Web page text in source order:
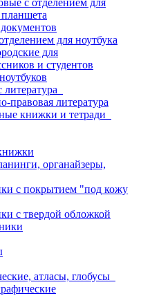
с отделением для
для ноутбука
для
и студентов
литература
правовая литература
книжки и тетради
органайзеры,
с покрытием "под кожу
с твердой обложкой
атласы, глобусы